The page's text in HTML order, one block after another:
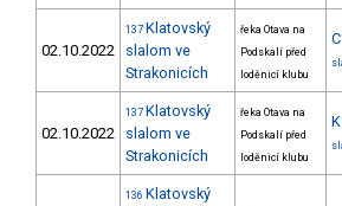
02.10.2022
137 Klatovský
slalom ve
Strakonicích
řeka Otava na
Podskalí před
loděnicí klubu
02.10.2022
137 Klatovský
slalom ve
Strakonicích
řeka Otava na
Podskalí před
loděnicí klubu
136 Klatovský